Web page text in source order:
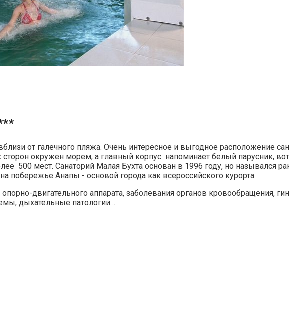
от галечного пляжа. Очень интересное и выгодное расположение
сторон окружен морем, а главный корпус напоминает белый парусник,
500 мест. Санаторий Малая Бухта основан в 1996 году, но назывался
Анапы - основой города как всероссийского курорта.
двигательного аппарата, заболевания органов кровообращения,
дыхательные патологии…